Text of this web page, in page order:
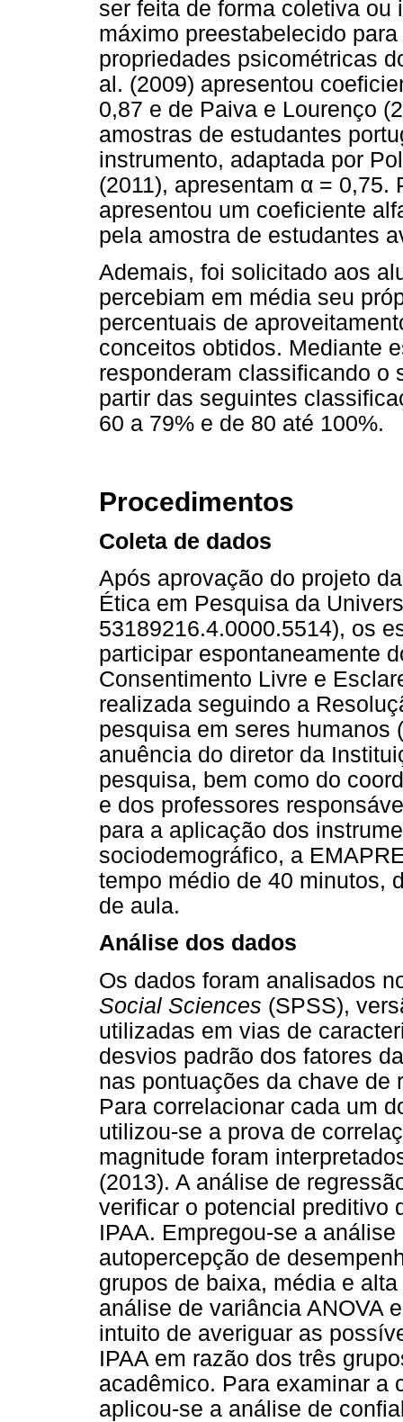
ser feita de forma coletiva
máximo preestabelecido
propriedades psicométricas
al. (2009) apresentou
0,87 e de Paiva e Lourenço
amostras de estudantes
instrumento, adaptada por
(2011), apresentam α = 0,75.
apresentou um coeficiente
pela amostra de estudantes
Ademais, foi solicitado aos
percebiam em média seu
percentuais de
conceitos obtidos. Mediante
responderam classificando o
partir das seguintes
60 a 79% e de 80 até 100%.
Procedimentos
Coleta de dados
Após aprovação do projeto
Ética em Pesquisa da
53189216.4.0000.5514), os
participar espontaneamente
Consentimento Livre e
realizada seguindo a
pesquisa em seres humanos
anuência do diretor da
pesquisa, bem como do
e dos professores
para a aplicação dos
sociodemográfico, a
tempo médio de 40 minutos,
de aula.
Análise dos dados
Os dados foram analisados
Social Sciences (SPSS),
utilizadas em vias de
desvios padrão dos fatores
nas pontuações da chave de
Para correlacionar cada um
utilizou-se a prova de
magnitude foram
(2013). A análise de
verificar o potencial preditivo
IPAA. Empregou-se a
autopercepção de
grupos de baixa, média e
análise de variância ANOVA
intuito de averiguar as
IPAA em razão dos três
acadêmico. Para examinar a
aplicou-se a análise de